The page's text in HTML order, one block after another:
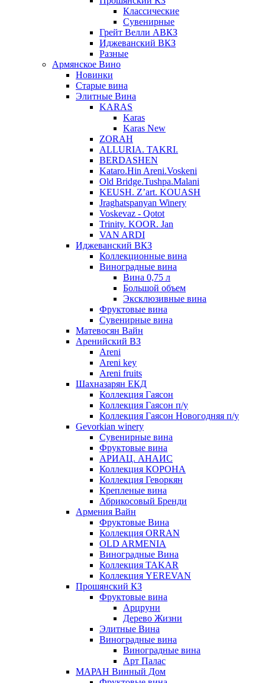
Классические
Сувенирные
Грейт Велли АВКЗ
Иджеванский ВКЗ
Разные
Армянское Вино
Новинки
Старые вина
Элитные Вина
KARAS
Karas
Karas New
ZORAH
ALLURIA. TAKRI.
BERDASHEN
Kataro.Hin Areni.Voskeni
Old Bridge.Tushpa.Malani
KEUSH. Z’art. KOUASH
Jraghatspanyan Winery
Voskevaz - Qotot
Trinity. KOOR. Jan
VAN ARDI
Иджеванский ВКЗ
Коллекционные вина
Виноградные вина
Вина 0,75 л
Большой объем
Эксклюзивные вина
Фруктовые вина
Cувенирные вина
Матевосян Вайн
Аренийский ВЗ
Areni
Areni key
Areni fruits
Шахназарян ЕКД
Коллекция Гаясон
Коллекция Гаясон п/у
Коллекция Гаясон Новогодняя п/у
Gevorkian winery
Сувенирные вина
Фруктовые вина
АРИАЦ. АНАИС
Коллекция КОРОНА
Коллекция Геворкян
Крепленые вина
Абрикосовый Бренди
Армения Вайн
Фруктовые Вина
Коллекция ORRAN
OLD ARMENIA
Виноградные Вина
Коллекция TAKAR
Коллекция YEREVAN
Прошянский КЗ
Фруктовые вина
Арцруни
Дерево Жизни
Элитные Вина
Виноградные вина
Виноградные вина
Арт Палас
МАРАН Винный Дом